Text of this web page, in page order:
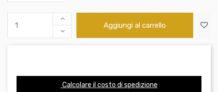
Aggiungi al carrello
Calcolare il costo di spedizione